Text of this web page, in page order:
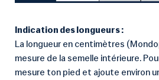
Indication des longueurs :
La longueur en centimètres
mesure de la semelle intérieure.
mesure ton pied et ajoute environ